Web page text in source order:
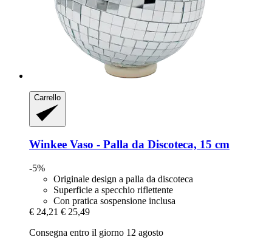
Carrello
Winkee Vaso -​ Palla da Discoteca, 15 cm
-5%
Originale design a palla da discoteca
Superficie a specchio riflettente
Con pratica sospensione inclusa
€ 24,21 € 25,49
Consegna entro il giorno 12 agosto